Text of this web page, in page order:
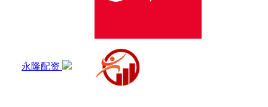
永隆配资